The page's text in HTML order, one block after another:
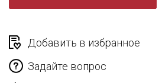
Добавить в избранное
Задайте вопрос